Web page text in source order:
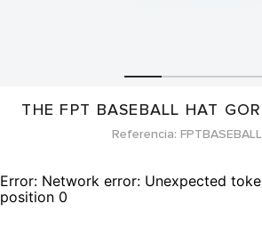
THE FPT BASEBALL HAT
Referencia
Error: Network error: Unexpected
position 0